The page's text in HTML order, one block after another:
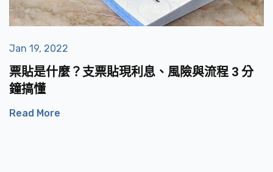
Jan 19, 2022
票貼是什麼？支票貼現利息、風險與流程 3 分
鐘搞懂
Read More